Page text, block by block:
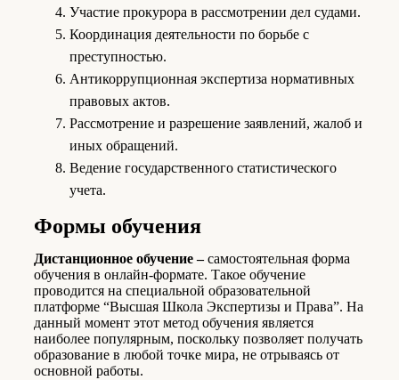
Участие прокурора в рассмотрении дел судами.
Координация деятельности по борьбе с
преступностью.
Антикоррупционная экспертиза нормативных
правовых актов.
Рассмотрение и разрешение заявлений, жалоб и
иных обращений.
Ведение государственного статистического
учета.
Формы обучения
Дистанционное обучение –самостоятельная форма
обучения в онлайн-формате. Такое обучение
проводится на специальной образовательной
платформе “Высшая Школа Экспертизы и Права”. На
данный момент этот метод обучения является
наиболее популярным, поскольку позволяет получать
образование в любой точке мира, не отрываясь от
основной работы.